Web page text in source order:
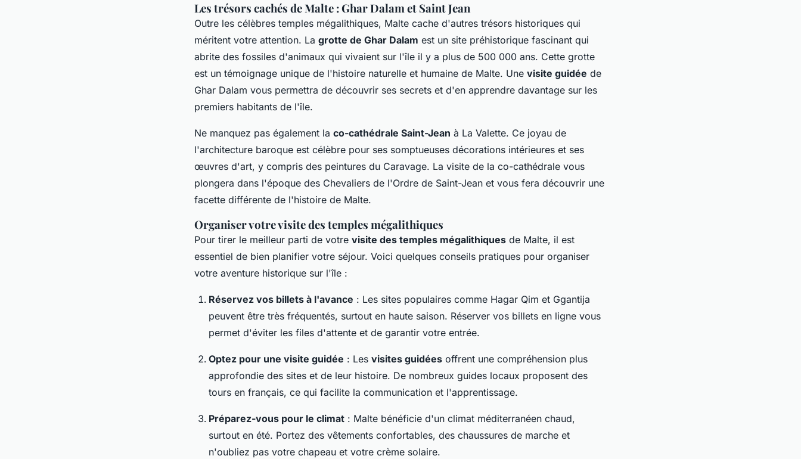
Les trésors cachés de Malte : Ghar Dalam et Saint Jean
Outre les célèbres temples mégalithiques, Malte cache d'autres trésors historiques qui
méritent votre attention. La grotte de Ghar Dalam est un site préhistorique fascinant qui
abrite des fossiles d'animaux qui vivaient sur l'île il y a plus de 500 000 ans. Cette grotte
est un témoignage unique de l'histoire naturelle et humaine de Malte. Une visite guidée de
Ghar Dalam vous permettra de découvrir ses secrets et d'en apprendre davantage sur les
premiers habitants de l'île.
Ne manquez pas également la co-cathédrale Saint-Jean à La Valette. Ce joyau de
l'architecture baroque est célèbre pour ses somptueuses décorations intérieures et ses
œuvres d'art, y compris des peintures du Caravage. La visite de la co-cathédrale vous
plongera dans l'époque des Chevaliers de l'Ordre de Saint-Jean et vous fera découvrir une
facette différente de l'histoire de Malte.
Organiser votre visite des temples mégalithiques
Pour tirer le meilleur parti de votre visite des temples mégalithiques de Malte, il est
essentiel de bien planifier votre séjour. Voici quelques conseils pratiques pour organiser
votre aventure historique sur l'île :
Réservez vos billets à l'avance : Les sites populaires comme Hagar Qim et Ggantija
peuvent être très fréquentés, surtout en haute saison. Réserver vos billets en ligne vous
permet d'éviter les files d'attente et de garantir votre entrée.
Optez pour une visite guidée : Les visites guidées offrent une compréhension plus
approfondie des sites et de leur histoire. De nombreux guides locaux proposent des
tours en français, ce qui facilite la communication et l'apprentissage.
Préparez-vous pour le climat : Malte bénéficie d'un climat méditerranéen chaud,
surtout en été. Portez des vêtements confortables, des chaussures de marche et
n'oubliez pas votre chapeau et votre crème solaire.